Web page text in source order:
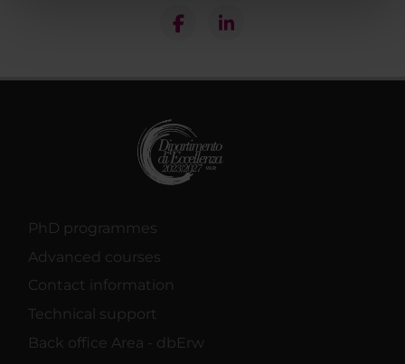
pubblicità e social media, i quali potrebbero combinarle
PhD programmes
Advanced courses
Contact information
Technical support
Back office Area - dbErw